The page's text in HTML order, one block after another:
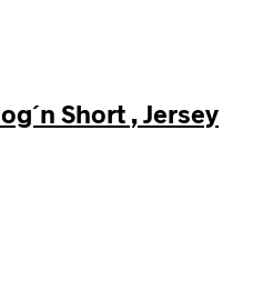
Short , Jersey